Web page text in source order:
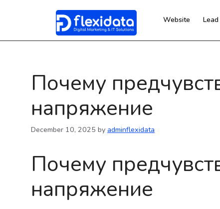
Website
Почему
напряжение
December 10, 2025 by adminflexidata
Почему
напряжение